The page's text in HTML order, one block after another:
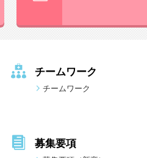
チームワーク
チームワーク
募集要項